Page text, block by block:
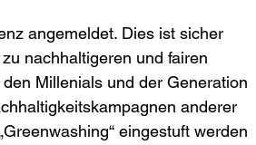
angemeldet. Dies ist sicher
nachhaltigeren und fairen
Millenials und der Generation
anderer
eingestuft werden